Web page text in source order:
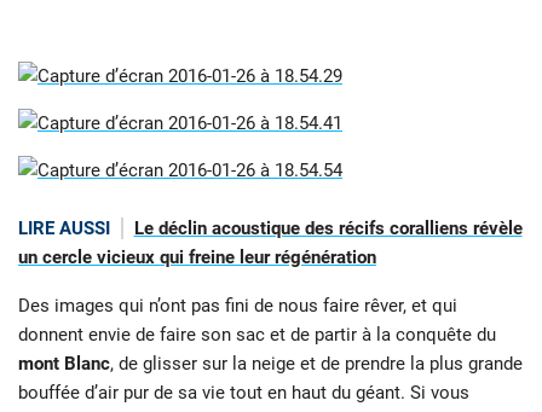
LIRE AUSSI
Le déclin acoustique des récifs coralliens révèle
un cercle vicieux qui freine leur régénération
Des images qui n’ont pas fini de nous faire rêver, et qui
donnent envie de faire son sac et de partir à la conquête du
mont Blanc, de glisser sur la neige et de prendre la plus grande
bouffée d’air pur de sa vie tout en haut du géant. Si vous